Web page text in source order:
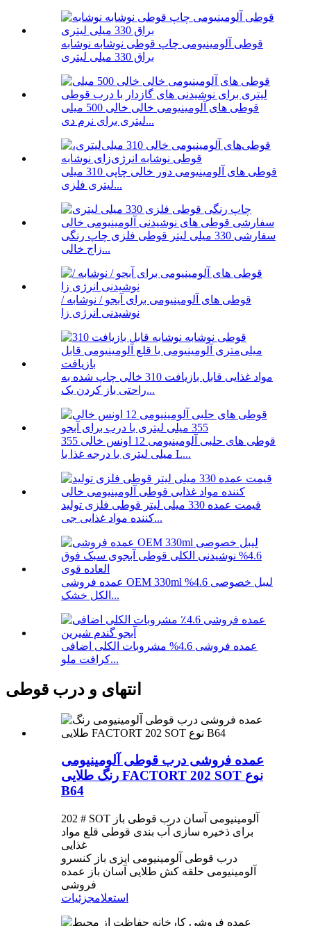
قوطی آلومینیومی چاپ قوطی نوشابه نوشابه
براق 330 میلی لیتری
قوطی های آلومینیومی خالی خالی 500 میلی
لیتری برای نرم دی...
قوطی های آلومینیومی دور خالی چاپی 310 میلی
لیتری فلزی...
سفارشی 330 میلی لیتر قوطی فلزی چاپ رنگی
زاج خالی...
قوطی های آلومینیومی برای آبجو / نوشابه /
نوشیدنی انرژی زا
مواد غذایی قابل بازیافت 310 خالی چاپ شده به
راحتی باز کردن یک...
قوطی های حلبی آلومینیومی 12 اونس خالی 355
میلی لیتری با درجه غذا با L...
قیمت عمده 330 میلی لیتر قوطی فلزی تولید
کننده مواد غذایی جی...
عمده فروشی OEM 330ml لیبل خصوصی 4.6%
الکل خشک...
عمده فروشی 4.6% مشروبات الکلی اضافی
کرافت ملو...
انتهای و درب قوطی
عمده فروشی درب قوطی آلومینیومی
رنگ طلایی FACTORT 202 SOT نوع
B64
202 # SOT آلومینیومی آسان درب قوطی باز
برای ذخیره سازی آب بندی قوطی قلع مواد
غذایی
درب قوطی آلومینیومی ایزی باز کنسرو
آلومینیومی حلقه کش طلایی آسان باز عمده
فروشی
استعلامجزئیات